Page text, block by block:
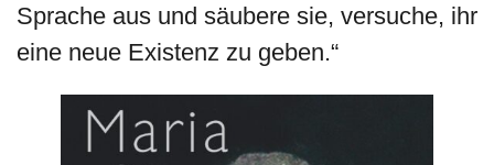
Sprache aus und säubere sie, versuche, ihr
eine neue Existenz zu geben.“